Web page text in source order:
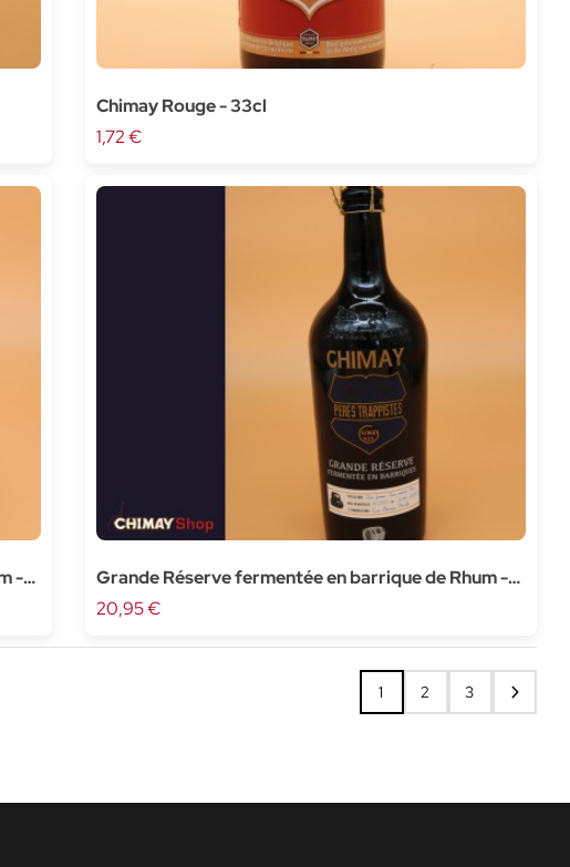
Chimay Rouge - 33cl
1,72 €
-
Grande Réserve fermentée en barrique de Rhum -
75cl
20,95 €
1 2 3